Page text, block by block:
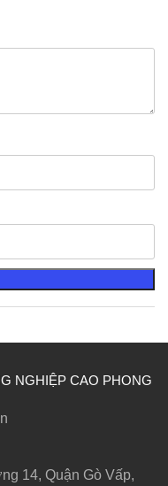
NGHIỆP CAO PHONG
14, Quận Gò Vấp,